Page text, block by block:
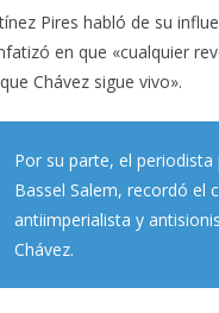
Pires habló de su
en que «cualquier
Chávez sigue vivo».
Por su parte, el periodista
Bassel Salem, recordó el
antiimperialista y
Chávez.